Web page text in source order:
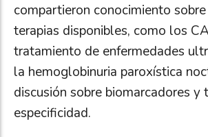
compartieron conocimiento
terapias disponibles, como los
tratamiento de enfermedades
la hemoglobinuria paroxística
discusión sobre biomarcadores y
especificidad.